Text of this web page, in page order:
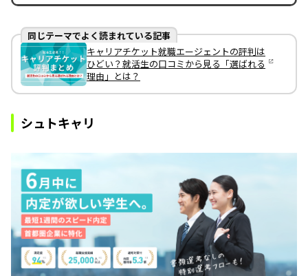
同じテーマでよく読まれている記事
キャリアチケット就職エージェントの評判は
ひどい？就活生の口コミから見る「選ばれる
理由」とは？
シュトキャリ